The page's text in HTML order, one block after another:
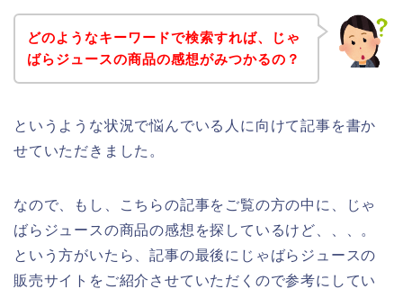
どのようなキーワードで検索すれば、じゃ
ばらジュースの商品の感想がみつかるの？
というような状況で悩んでいる人に向けて記事を書か
せていただきました。
なので、もし、こちらの記事をご覧の方の中に、じゃ
ばらジュースの商品の感想を探しているけど、、、。
という方がいたら、記事の最後にじゃばらジュースの
販売サイトをご紹介させていただくので参考にしてい